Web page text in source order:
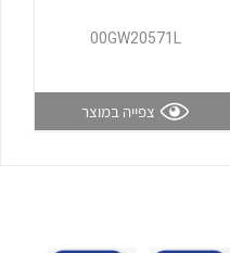
לכל מוצרי היצרן
00GW20571L
צפייה במוצר